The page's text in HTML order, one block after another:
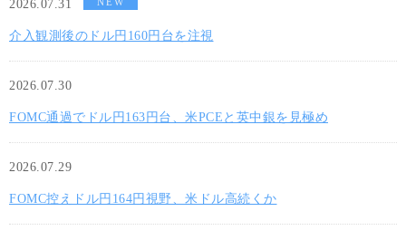
2026.07.31
介入観測後のドル円160円台を注視
2026.07.30
FOMC通過でドル円163円台、米PCEと英中銀を見極め
2026.07.29
FOMC控えドル円164円視野、米ドル高続くか